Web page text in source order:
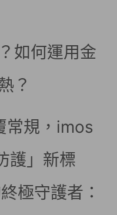
如何運用金
？
常規，imos
護」新標
極守護者：